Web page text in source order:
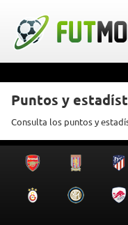
Puntos y
Consulta los puntos y